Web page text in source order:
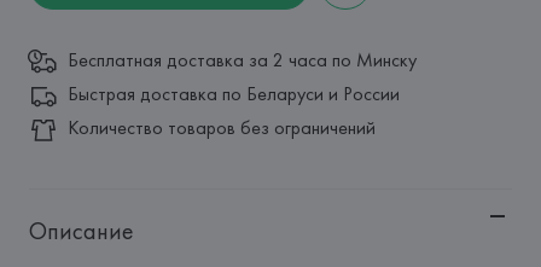
Бесплатная доставка за 2 часа по Минску
Быстрая доставка по Беларуси и России
Количество товаров без ограничений
Описание